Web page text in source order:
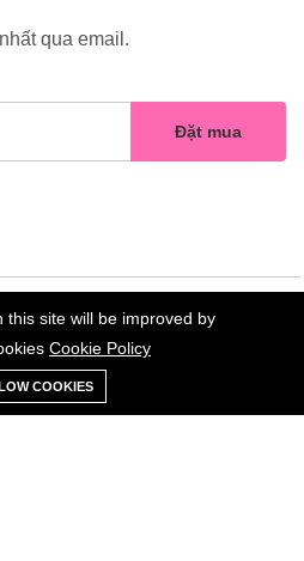
qua email.
Đặt mua
. All Rights Reserved.
Xe
Danh sách
yêu thích
this site will be improved by
Cookie Policy
COOKIES